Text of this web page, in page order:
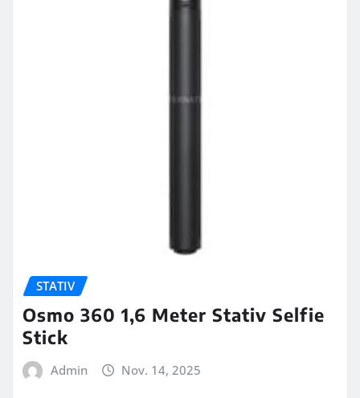
STATIV
Osmo 360 1,6 Meter Stativ Selfie
Stick
Admin Nov. 14, 2025